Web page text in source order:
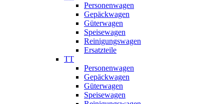
Personenwagen
Gepäckwagen
Güterwagen
Speisewagen
Reinigungswagen
Ersatzteile
TT
Personenwagen
Gepäckwagen
Güterwagen
Speisewagen